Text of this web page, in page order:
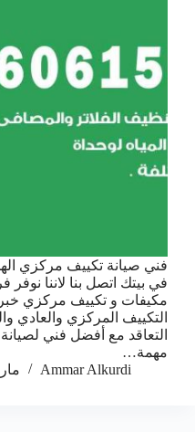
فني صيانة تكييف مركزي
في بيتك اتصل بنا لاننا
مكيفات و تكييف مركزي
التكييف المركزي والعادي
التعاقد مع أفضل فني
مهمة…
Ammar Alkurdi
مارس